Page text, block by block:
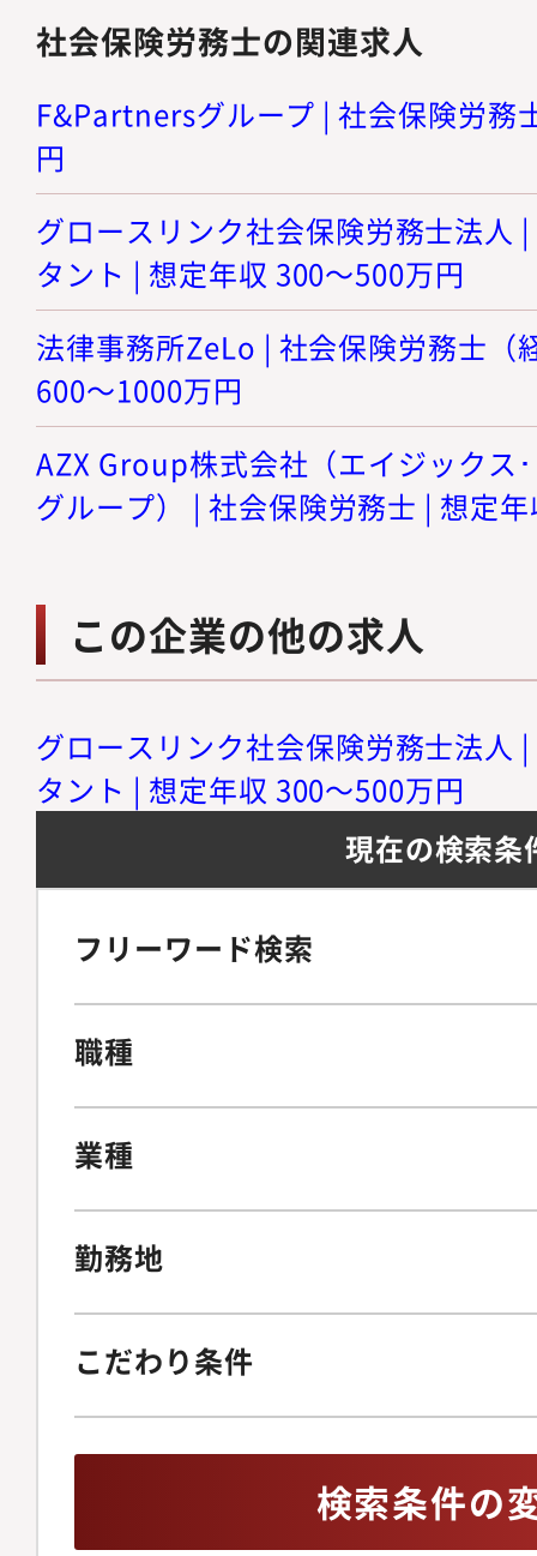
社会保険労務士の関連求人
F&Partnersグループ | 社会保険労務
円
グロースリンク社会保険労務士法人
タント | 想定年収 300～500万円
法律事務所ZeLo | 社会保険労務士（
600～1000万円
AZX Group株式会社（エイジックス
グループ） | 社会保険労務士 | 想定
この企業の他の求人
グロースリンク社会保険労務士法人
タント | 想定年収 300～500万円
現在の検索条
フリーワード検索
職種
業種
勤務地
こだわり条件
検索条件の